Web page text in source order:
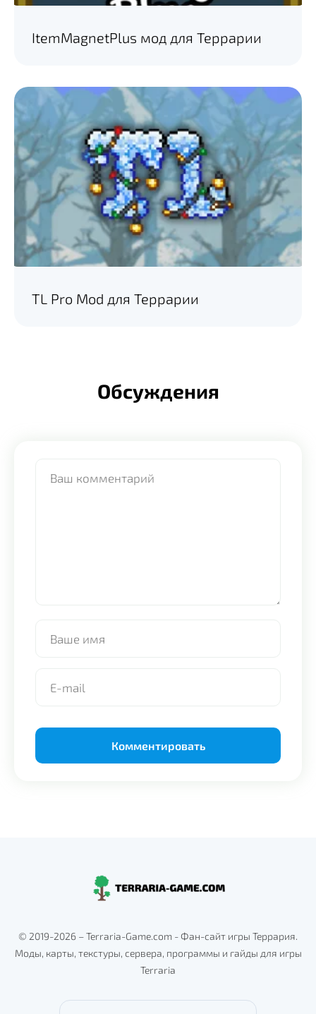
ItemMagnetPlus мод для Террарии
TL Pro Mod для Террарии
Обсуждения
© 2019-2026 – Terraria-Game.com - Фан-сайт игры Террария.
Моды, карты, текстуры, сервера, программы и гайды для игры
Terraria